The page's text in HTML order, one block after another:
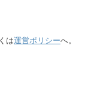
は運営ポリシーへ。